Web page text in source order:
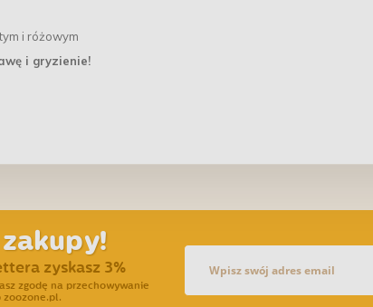
i różowym
i gryzienie!
zyskasz 3%
zgodę na przechowywanie
zoozone.pl.